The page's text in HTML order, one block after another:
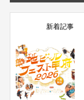
新着記事